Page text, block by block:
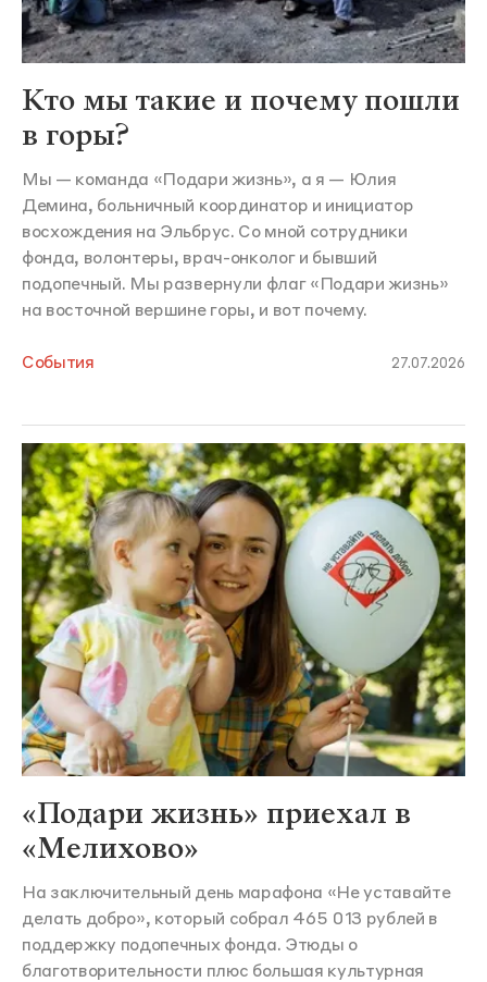
Кто мы такие и почему пошли
в горы?
Мы — команда «Подари жизнь», а я — Юлия
Демина, больничный координатор и инициатор
восхождения на Эльбрус. Со мной сотрудники
фонда, волонтеры, врач-онколог и бывший
подопечный. Мы развернули флаг «Подари жизнь»
на восточной вершине горы, и вот почему.
События 27.07.2026
«Подари жизнь» приехал в
«Мелихово»
На заключительный день марафона «Не уставайте
делать добро», который собрал 465 013 рублей в
поддержку подопечных фонда. Этюды о
благотворительности плюс большая культурная